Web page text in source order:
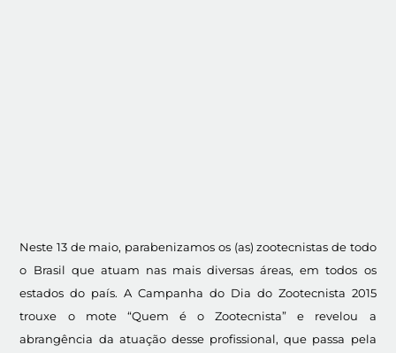
Neste 13 de maio, parabenizamos os (as) zootecnistas de todo
o Brasil que atuam nas mais diversas áreas, em todos os
estados do país. A Campanha do Dia do Zootecnista 2015
trouxe o mote “Quem é o Zootecnista” e revelou a
abrangência da atuação desse profissional, que passa pela